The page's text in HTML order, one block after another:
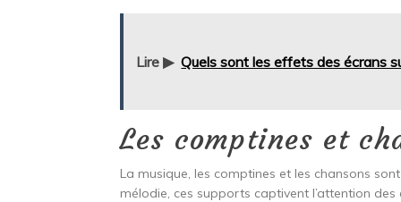
Lire ▶ Quels sont les effets des écrans
Les comptines et
La musique, les comptines et les chansons
mélodie, ces supports captivent l’attention